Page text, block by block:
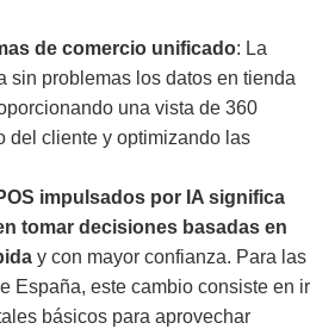
de comercio unificado: La
sin problemas los datos en tienda
una vista de 360
del cliente y optimizando las
impulsados por IA significa
tomar decisiones basadas en
y con mayor confianza. Para las
España, este cambio consiste en ir
básicos para aprovechar